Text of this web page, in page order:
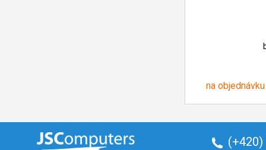
na objednávku
(+420)